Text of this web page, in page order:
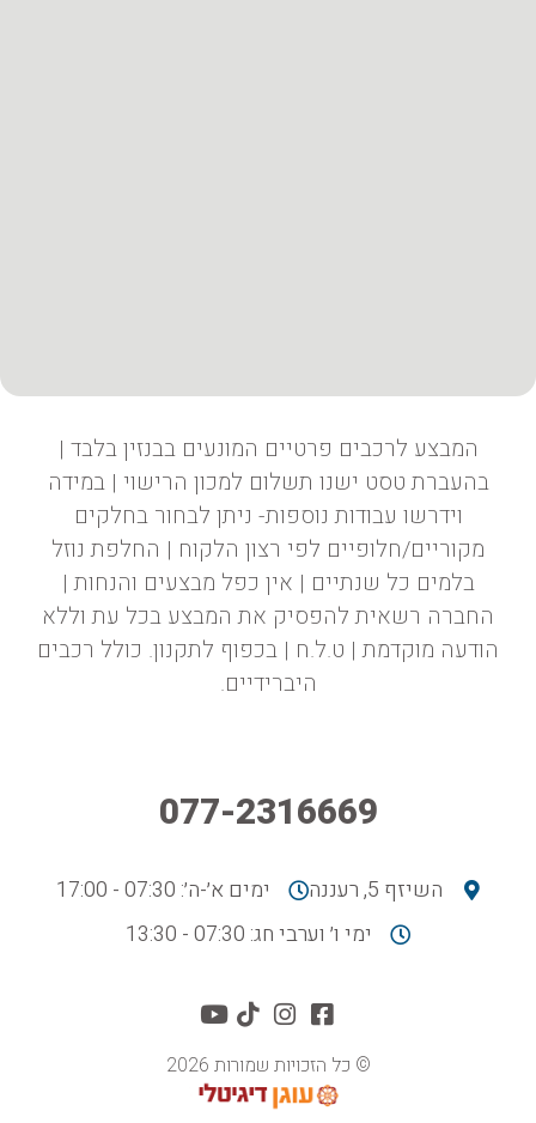
המבצע לרכבים פרטיים המונעים בבנזין בלבד |
בהעברת טסט ישנו תשלום למכון הרישוי | במידה
וידרשו עבודות נוספות- ניתן לבחור בחלקים
מקוריים/חלופיים לפי רצון הלקוח | החלפת נוזל
בלמים כל שנתיים | אין כפל מבצעים והנחות |
החברה רשאית להפסיק את המבצע בכל עת וללא
הודעה מוקדמת | ט.ל.ח | בכפוף לתקנון. כולל רכבים
היברידיים.
077-2316669
השיזף 5, רעננה
ימים א׳-ה׳: 07:30 - 17:00
ימי ו׳ וערבי חג: 07:30 - 13:30
© כל הזכויות שמורות 2026